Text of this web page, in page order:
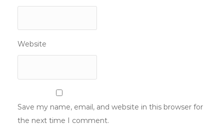
Website
Save my name, email, and website in this browser for
the next time I comment.